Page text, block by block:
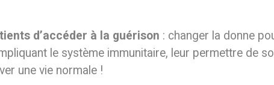
d’accéder à la guérison : changer la donne
le système immunitaire, leur permettre de
une vie normale !